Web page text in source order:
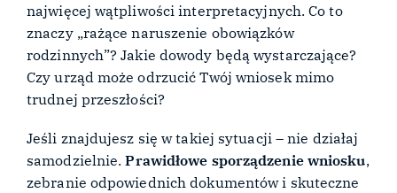
najwięcej wątpliwości interpretacyjnych. Co to
znaczy „rażące naruszenie obowiązków
rodzinnych”? Jakie dowody będą wystarczające?
Czy urząd może odrzucić Twój wniosek mimo
trudnej przeszłości?
Jeśli znajdujesz się w takiej sytuacji – nie działaj
samodzielnie.Prawidłowe sporządzenie wniosku,
zebranie odpowiednich dokumentów i skuteczne